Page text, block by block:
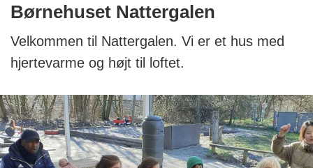
Børnehuset Nattergalen
Velkommen til Nattergalen. Vi er et hus med
hjertevarme og højt til loftet.